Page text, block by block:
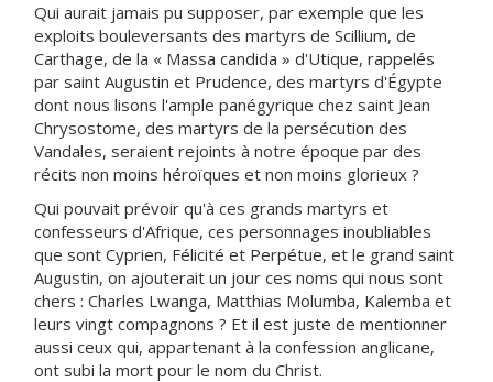
Qui aurait jamais pu supposer, par exemple que les
exploits bouleversants des martyrs de Scillium, de
Carthage, de la « Massa candida » d'Utique, rappelés
par saint Augustin et Prudence, des martyrs d'Égypte
dont nous lisons l'ample panégyrique chez saint Jean
Chrysostome, des martyrs de la persécution des
Vandales, seraient rejoints à notre époque par des
récits non moins héroïques et non moins glorieux ?
Qui pouvait prévoir qu'à ces grands martyrs et
confesseurs d'Afrique, ces personnages inoubliables
que sont Cyprien, Félicité et Perpétue, et le grand saint
Augustin, on ajouterait un jour ces noms qui nous sont
chers : Charles Lwanga, Matthias Molumba, Kalemba et
leurs vingt compagnons ? Et il est juste de mentionner
aussi ceux qui, appartenant à la confession anglicane,
ont subi la mort pour le nom du Christ.